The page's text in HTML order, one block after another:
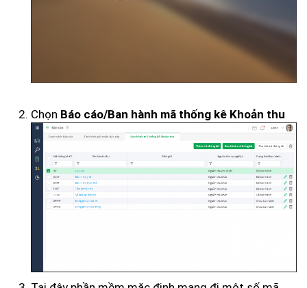
Chọn Báo cáo/Ban hành mã thống kê Khoản thu